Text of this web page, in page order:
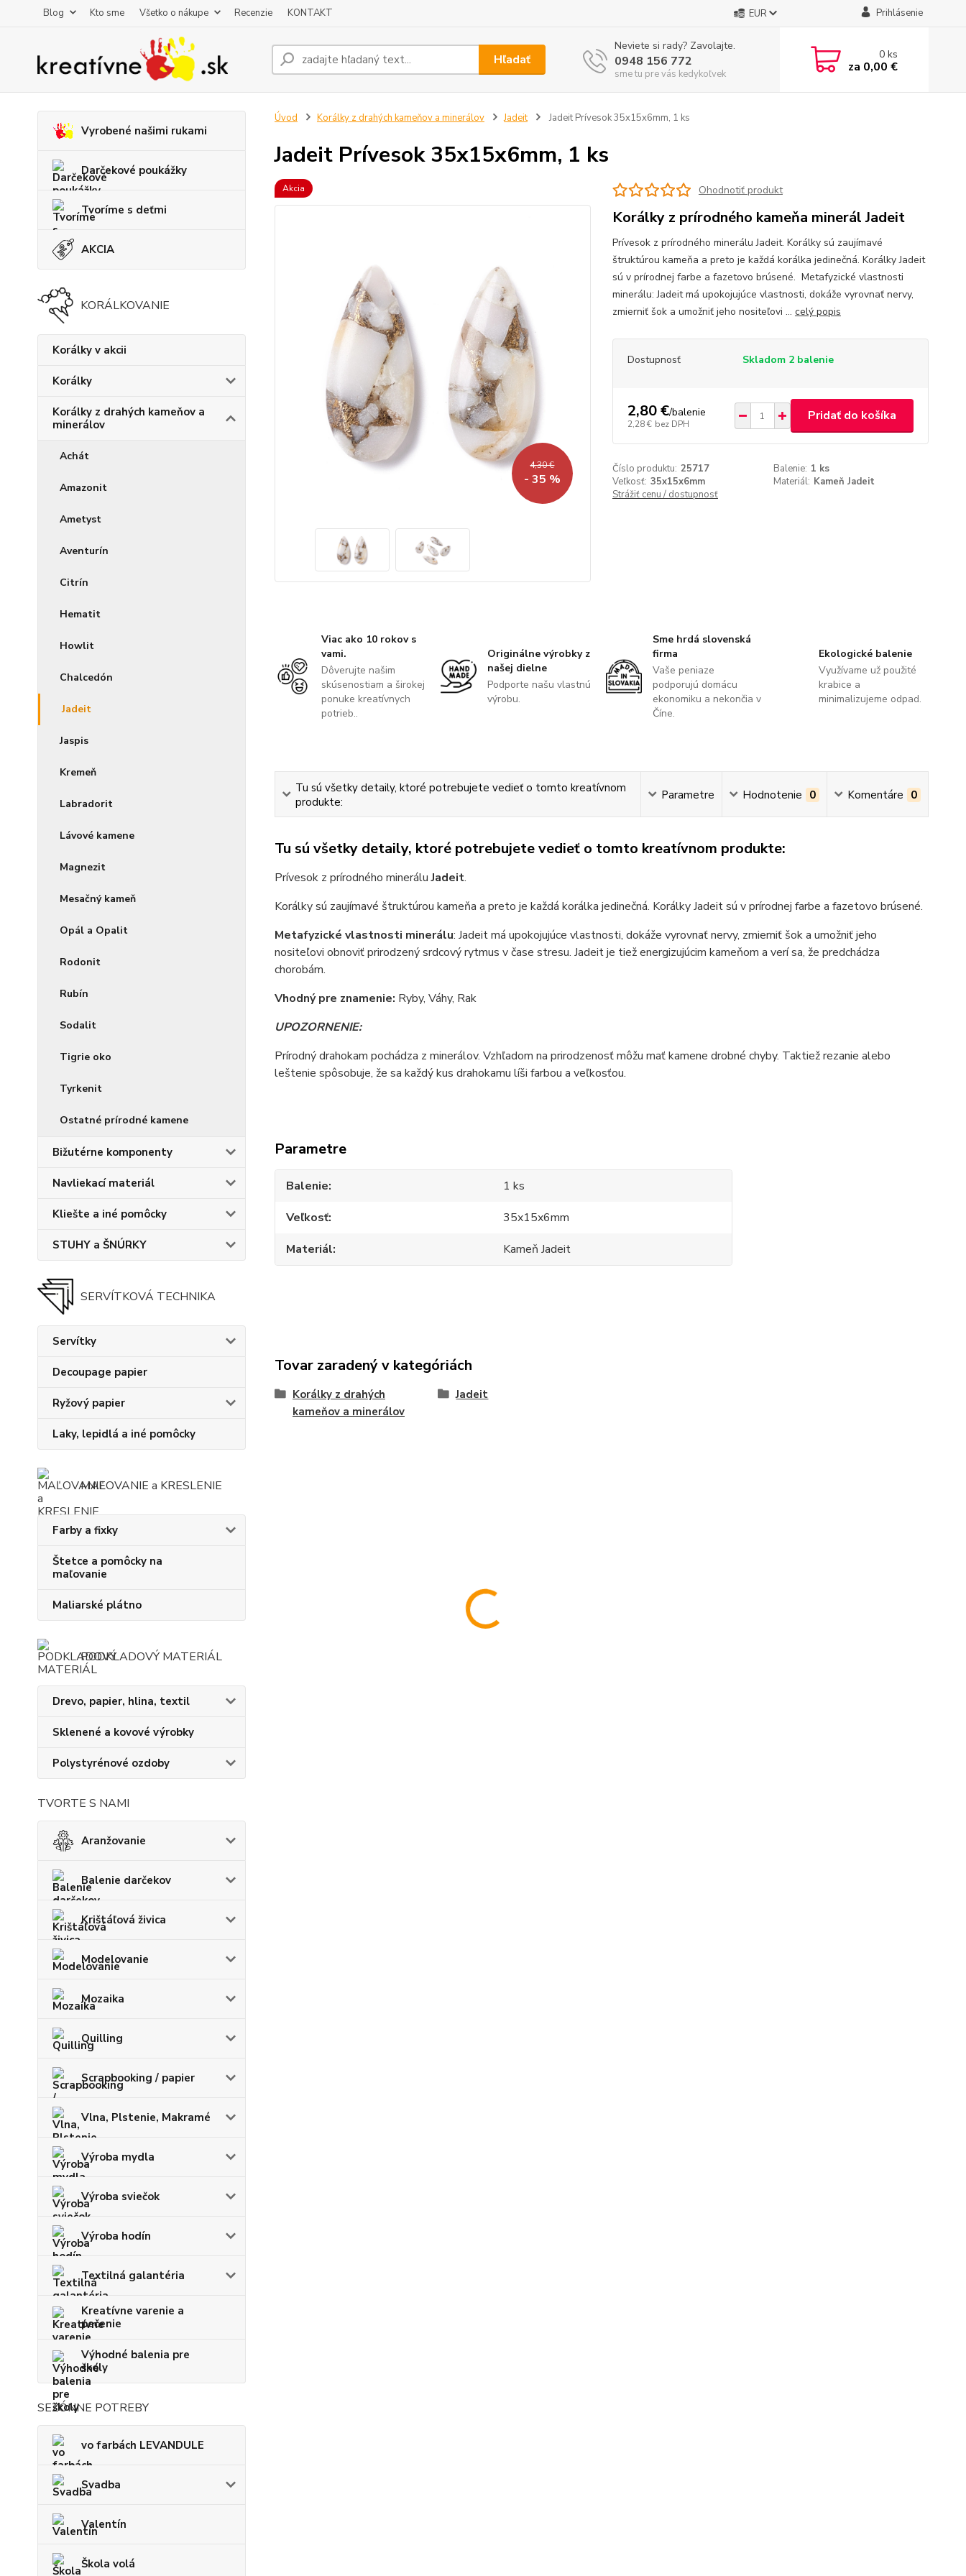
Blog Kto sme Všetko o nákupe Recenzie KONTAKT EUR Prihlásenie
Hľadať
Neviete si rady? Zavolajte.
0948 156 772
sme tu pre vás kedykoľvek
0ks
za 0,00 €
Vyrobené našimi rukami
Darčekové poukážky
Tvoríme s deťmi
AKCIA
KORÁLKOVANIE
Korálky v akcii
Korálky
Korálky z drahých kameňov a
minerálov
Achát
Amazonit
Ametyst
Aventurín
Citrín
Hematit
Howlit
Chalcedón
Jadeit
Jaspis
Kremeň
Labradorit
Lávové kamene
Magnezit
Mesačný kameň
Opál a Opalit
Rodonit
Rubín
Sodalit
Tigrie oko
Tyrkenit
Ostatné prírodné kamene
Bižutérne komponenty
Navliekací materiál
Kliešte a iné pomôcky
STUHY a ŠNÚRKY
SERVÍTKOVÁ TECHNIKA
Servítky
Decoupage papier
Ryžový papier
Laky, lepidlá a iné pomôcky
MAĽOVANIE a KRESLENIE
Farby a fixky
Štetce a pomôcky na
maľovanie
Maliarské plátno
PODKLADOVÝ MATERIÁL
Drevo, papier, hlina, textil
Sklenené a kovové výrobky
Polystyrénové ozdoby
TVORTE S NAMI
Aranžovanie
Balenie darčekov
Krištáľová živica
Modelovanie
Mozaika
Quilling
Scrapbooking / papier
Vlna, Plstenie, Makramé
Výroba mydla
Výroba sviečok
Výroba hodín
Textilná galantéria
Kreatívne varenie a
pečenie
Výhodné balenia pre
školy
SEZÓNNE POTREBY
vo farbách LEVANDULE
Svadba
Valentín
Škola volá
Úvod Korálky z drahých kameňov a minerálov Jadeit Jadeit Prívesok 35x15x6mm, 1 ks
Jadeit Prívesok 35x15x6mm, 1 ks
Akcia
4,30 €
- 35 %
Ohodnotiť produkt
Korálky z prírodného kameňa minerál Jadeit
Prívesok z prírodného minerálu Jadeit. Korálky sú zaujímavé
štruktúrou kameňa a preto je každá korálka jedinečná. Korálky Jadeit
sú v prírodnej farbe a fazetovo brúsené. Metafyzické vlastnosti
minerálu: Jadeit má upokojujúce vlastnosti, dokáže vyrovnať nervy,
zmierniť šok a umožniť jeho nositeľovi ... celý popis
Dostupnosť Skladom 2 balenie
2,80 €/balenie
2,28 € bez DPH
Pridať do košíka
Číslo produktu: 25717 Balenie: 1 ks
Veľkosť: 35x15x6mm Materiál: Kameň Jadeit
Strážiť cenu / dostupnosť
Viac ako 10 rokov s
vami.
Dôverujte našim
skúsenostiam a širokej
ponuke kreatívnych
potrieb..
Originálne výrobky z
našej dielne
Podporte našu vlastnú
výrobu.
Sme hrdá slovenská
firma
Vaše peniaze
podporujú domácu
ekonomiku a nekončia v
Číne.
Ekologické balenie
Využívame už použité
krabice a
minimalizujeme odpad.
Tu sú všetky detaily, ktoré potrebujete vedieť o tomto kreatívnom
produkte:
Parametre Hodnotenie 0 Komentáre 0
Tu sú všetky detaily, ktoré potrebujete vedieť o tomto kreatívnom produkte:
Prívesok z prírodného mineráluJadeit.
Korálky sú zaujímavé štruktúrou kameňa a preto je každá korálka jedinečná. Korálky Jadeit sú v prírodnej farbe a fazetovo brúsené.
Metafyzické vlastnosti minerálu: Jadeit má upokojujúce vlastnosti, dokáže vyrovnať nervy, zmierniť šok a umožniť jeho
nositeľovi obnoviť prirodzený srdcový rytmus v čase stresu. Jadeit je tiež energizujúcim kameňom a verí sa, že predchádza
chorobám.
Vhodný pre znamenie: Ryby, Váhy, Rak
UPOZORNENIE:
Prírodný drahokam pochádza z minerálov. Vzhľadom na prirodzenosť môžu mať kamene drobné chyby. Taktiež rezanie alebo
leštenie spôsobuje, že sa každý kus drahokamu líši farbou a veľkosťou.
Parametre
Balenie
1 ks
Veľkosť
35x15x6mm
Materiál
Kameň Jadeit
Tovar zaradený v kategóriách
Korálky z drahých
kameňov a minerálov
Jadeit